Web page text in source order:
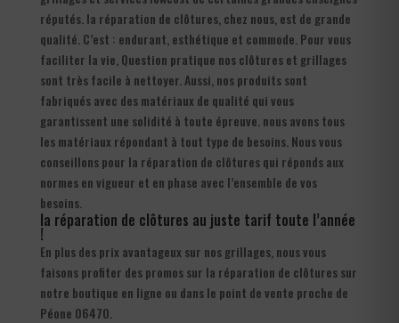
réputés. la réparation de clôtures, chez nous, est de grande
qualité. C’est : endurant, esthétique et commode. Pour vous
faciliter la vie, Question pratique nos clôtures et grillages
sont très facile à nettoyer. Aussi, nos produits sont
fabriqués avec des matériaux de qualité qui vous
garantissent une solidité à toute épreuve. nous avons tous
les matériaux répondant à tout type de besoins. Nous vous
conseillons pour la réparation de clôtures qui réponds aux
normes en vigueur et en phase avec l’ensemble de vos
besoins.
la réparation de clôtures au juste tarif toute l’année
!
En plus des prix avantageux sur nos grillages, nous vous
faisons profiter des promos sur la réparation de clôtures sur
notre boutique en ligne ou dans le point de vente proche de
Péone 06470.